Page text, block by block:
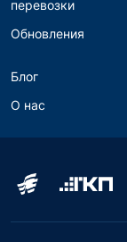
перевозки
Обновления
Блог
О нас